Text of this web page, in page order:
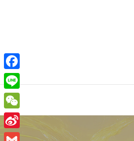
F
a
c
e
L
i
n
W
e
S